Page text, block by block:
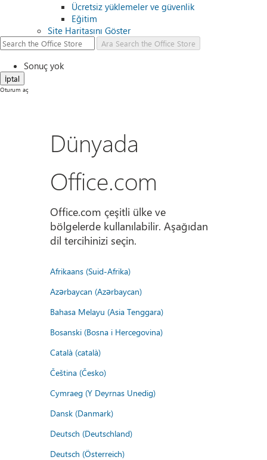
Ücretsiz yüklemeler ve güvenlik
Eğitim
Site Haritasını Göster
Ara Search the Office Store
Sonuç yok
İptal
Oturum aç
Dünyada
Office.com
Office.com çeşitli ülke ve
bölgelerde kullanılabilir. Aşağıdan
dil tercihinizi seçin.
Afrikaans (Suid-Afrika)
Azərbaycan (Azərbaycan)
Bahasa Melayu (Asia Tenggara)
Bosanski (Bosna i Hercegovina)
Català (català)
Čeština (Česko)
Cymraeg (Y Deyrnas Unedig)
Dansk (Danmark)
Deutsch (Deutschland)
Deutsch (Österreich)